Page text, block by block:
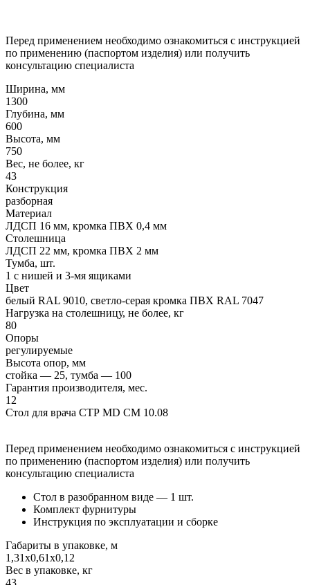
Перед применением необходимо ознакомиться с инструкцией
по применению (паспортом изделия) или получить
консультацию специалиста
Ширина, мм
1300
Глубина, мм
600
Высота, мм
750
Вес, не более, кг
43
Конструкция
разборная
Материал
ЛДСП 16 мм, кромка ПВХ 0,4 мм
Столешница
ЛДСП 22 мм, кромка ПВХ 2 мм
Тумба, шт.
1 с нишей и 3-мя ящиками
Цвет
белый RAL 9010, светло-серая кромка ПВХ RAL 7047
Нагрузка на столешницу, не более, кг
80
Опоры
регулируемые
Высота опор, мм
стойка — 25, тумба — 100
Гарантия производителя, мес.
12
Стол для врача СТР MD CM 10.08
Перед применением необходимо ознакомиться с инструкцией
по применению (паспортом изделия) или получить
консультацию специалиста
Стол в разобранном виде — 1 шт.
Комплект фурнитуры
Инструкция по эксплуатации и сборке
Габариты в упаковке, м
1,31х0,61х0,12
Вес в упаковке, кг
43